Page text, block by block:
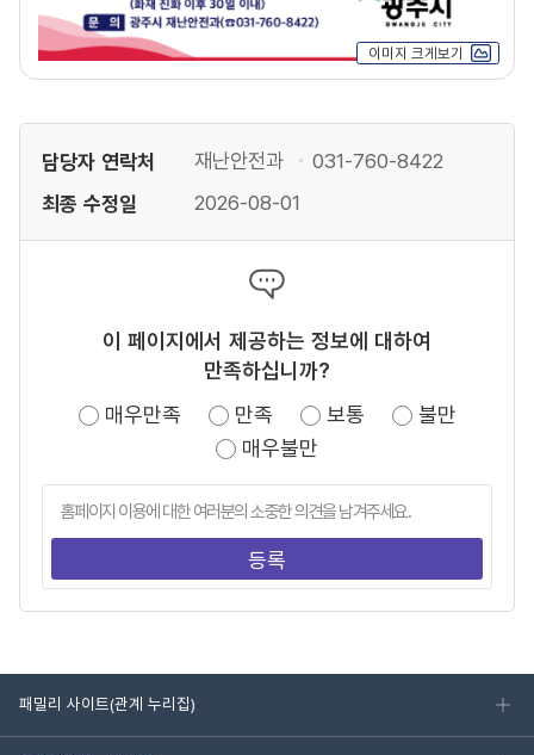
이미지 크게보기
담당자 연락처 재난안전과 031-760-8422
최종 수정일 2026-08-01
이 페이지에서 제공하는 정보에 대하여
만족하십니까?
매우만족
만족 보통
불만
매우불만
패밀리 사이트(관계 누리집)